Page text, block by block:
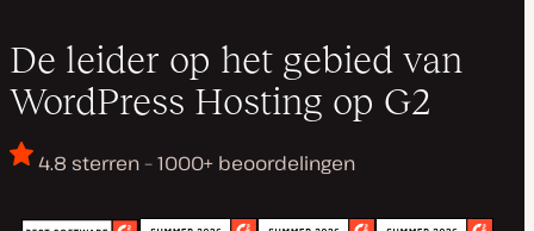
De leider op het gebied van
WordPress Hosting op G2
4.8 sterren – 1000+ beoordelingen